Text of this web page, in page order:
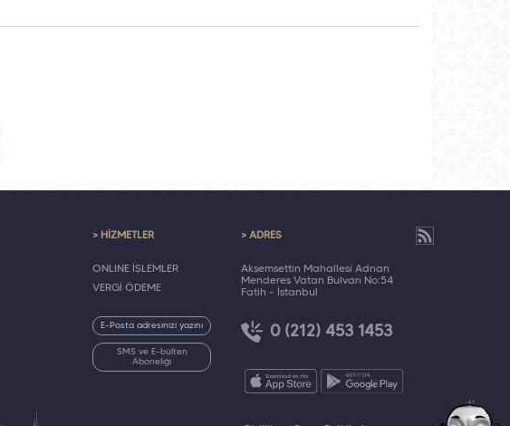
> HİZMETLER
ONLINE İŞLEMLER
VERGİ ÖDEME
SMS ve E-bülten
Aboneliği
> ADRES
Akşemsettin Mahallesi Adnan
Menderes Vatan Bulvarı No:54
Fatih - İstanbul
0 (212) 453 1453